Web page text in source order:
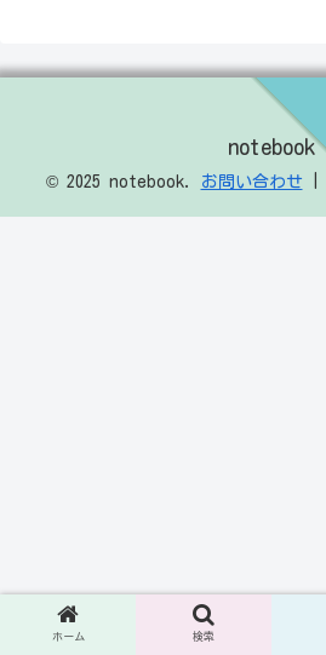
notebook
© 2025 notebook. お問い合わせ
ホーム 検索